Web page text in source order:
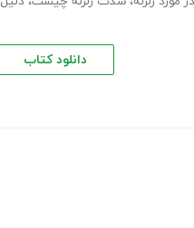
دانلود کتاب